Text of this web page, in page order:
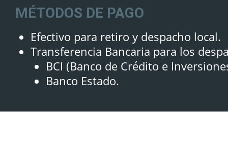
MÉTODOS DE PAGO
Efectivo para retiro y despacho local.
Transferencia Bancaria para los
BCI (Banco de Crédito e
Banco Estado.